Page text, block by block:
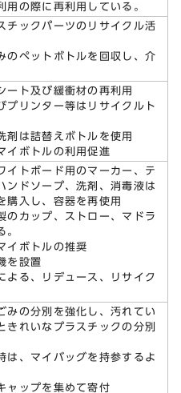
用の際に再利用している。
チックパーツのリサイクル活
のペットボトルを回収し、介
ート及び緩衝材の再利用
プリンター等はリサイクルト
剤は詰替えボトルを使用
イボトルの利用促進
イトボード用のマーカー、テ
ンドソープ、洗剤、消毒液は
購入し、容器を再使用
のカップ、ストロー、マドラ
。
イボトルの推奨
を設置
よる、リデュース、リサイク
みの分別を強化し、汚れてい
きれいなプラスチックの分別
は、マイバッグを持参するよ
ャップを集めて寄付